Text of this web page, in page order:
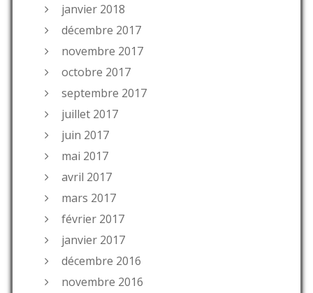
janvier 2018
décembre 2017
novembre 2017
octobre 2017
septembre 2017
juillet 2017
juin 2017
mai 2017
avril 2017
mars 2017
février 2017
janvier 2017
décembre 2016
novembre 2016